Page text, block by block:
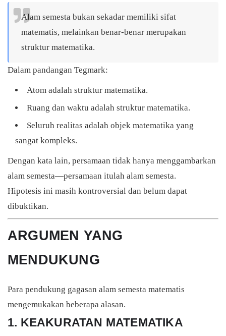
Alam semesta bukan sekadar memiliki sifat
matematis, melainkan benar-benar merupakan
struktur matematika.
Dalam pandangan Tegmark:
Atom adalah struktur matematika.
Ruang dan waktu adalah struktur matematika.
Seluruh realitas adalah objek matematika yang
sangat kompleks.
Dengan kata lain, persamaan tidak hanya menggambarkan
alam semesta—persamaan itulah alam semesta.
Hipotesis ini masih kontroversial dan belum dapat
dibuktikan.
ARGUMEN YANG
MENDUKUNG
Para pendukung gagasan alam semesta matematis
mengemukakan beberapa alasan.
1. KEAKURATAN MATEMATIKA